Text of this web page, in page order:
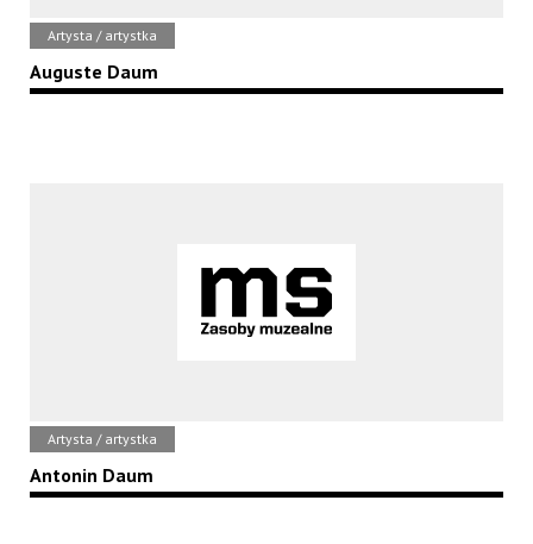
Artysta / artystka
Auguste Daum
Artysta / artystka
Antonin Daum